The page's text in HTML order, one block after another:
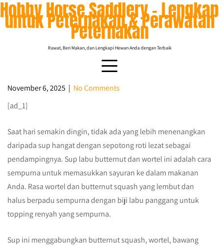
Skip
to
content
Hobby Horse Saddlery – Lengkap
untuk Peternakan & Perawatan
Peternakan
Rawat, Beri Makan, dan Lengkapi Hewan Anda dengan Terbaik
Sup Butternut Squash & Wortel dengan
Biji Labu Panggang
November 6, 2025 | No Comments
[ad_1]
Saat hari semakin dingin, tidak ada yang lebih menenangkan
daripada sup hangat dengan sepotong roti lezat sebagai
pendampingnya. Sup labu butternut dan wortel ini adalah cara
sempurna untuk memasukkan sayuran ke dalam makanan
Anda. Rasa wortel dan butternut squash yang lembut dan
halus berpadu sempurna dengan biji labu panggang untuk
topping renyah yang sempurna.
Sup ini menggabungkan butternut squash, wortel, bawang